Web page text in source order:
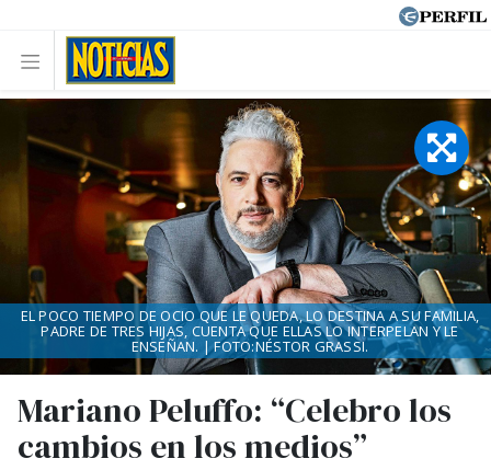
Mariano Peluffo: “Celebro los
cambios en los medios”
EL POCO TIEMPO DE OCIO QUE LE QUEDA, LO DESTINA A SU FAMILIA,
PADRE DE TRES HIJAS, CUENTA QUE ELLAS LO INTERPELAN Y LE
ENSEÑAN. | FOTO:NÉSTOR GRASSI.